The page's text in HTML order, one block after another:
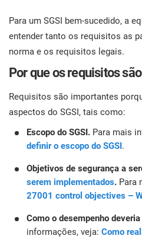
Para um SGSI bem-sucedido, a
entender tanto os requisitos as
norma e os requisitos legais.
Por que os requisitos
Requisitos são importantes
aspectos do SGSI, tais como:
Escopo do SGSI. Para mais
definir o escopo do SGSI.
Objetivos de segurança a
serem implementados. Para
27001 control objectives –
Como o desempenho
informações, veja: Como